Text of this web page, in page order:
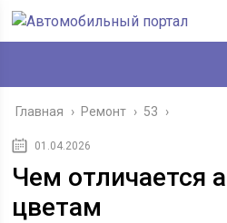
Главная › Ремонт › 53 ›
01.04.2026
Чем отличается
цветам